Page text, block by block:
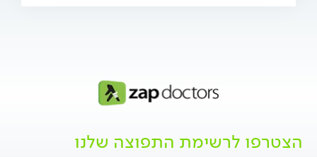
הצטרפו לרשימת התפוצה שלנו